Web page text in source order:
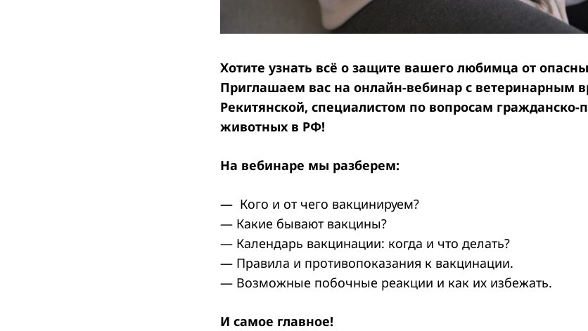
Хотите узнать всё о защите вашего любимца от
Приглашаем вас на онлайн-вебинар с ветеринарным
Рекитянской, специалистом по вопросам гражданско-
животных в РФ!
На вебинаре мы разберем:
— Кого и от чего вакцинируем?
— Какие бывают вакцины?
— Календарь вакцинации: когда и что делать?
— Правила и противопоказания к вакцинации.
— Возможные побочные реакции и как их избежать.
И самое главное!